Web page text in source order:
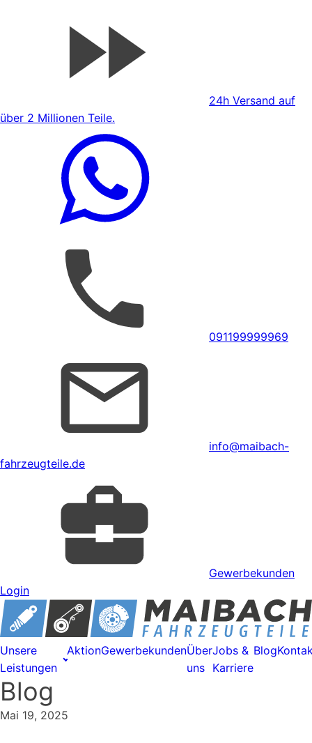
24h Versand auf
über 2 Millionen Teile.
091199999969
info@maibach-
fahrzeugteile.de
Gewerbekunden
Login
Unsere
Leistungen
AktionGewerbekundenÜber
uns
Jobs &
Karriere
Blog
Blog
Mai 19, 2025